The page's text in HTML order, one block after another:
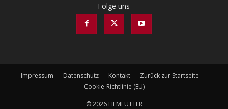
Folge uns
Impressum Datenschutz Kontakt
Zurück zur Startseite
Cookie-Richtlinie (EU)
© 2026 FILMFUTTER